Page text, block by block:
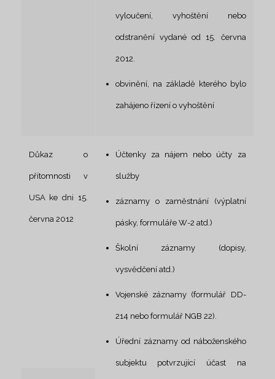
vyloučení, vyhoštění nebo
odstranění vydané od 15. června
2012.
obvinění, na základě kterého bylo
zahájeno řízení o vyhoštění
Důkaz o
přítomnosti v
USA ke dni 15.
června 2012
Účtenky za nájem nebo účty za
služby
záznamy o zaměstnání (výplatní
pásky, formuláře W-2 atd.)
Školní záznamy (dopisy,
vysvědčení atd.)
Vojenské záznamy (formulář DD-
214 nebo formulář NGB 22).
Úřední záznamy od náboženského
subjektu potvrzující účast na